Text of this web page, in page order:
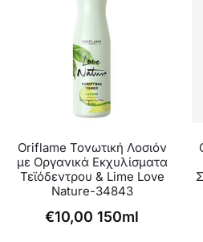
Oriflame Τονωτική Λοσιόν
με Οργανικά Εκχυλίσματα
Τεϊόδεντρου & Lime Love
Nature-34843
€10,00 150ml